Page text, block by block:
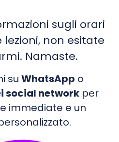
sugli orari
non esitate
Namaste.
su WhatsApp o
social networkper
immediate e un